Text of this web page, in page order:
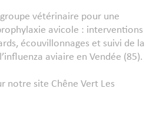
vétérinaire pour une
avicole : interventions
écouvillonnages et suivi de la
aviaire en Vendée (85).
notre site Chêne Vert Les